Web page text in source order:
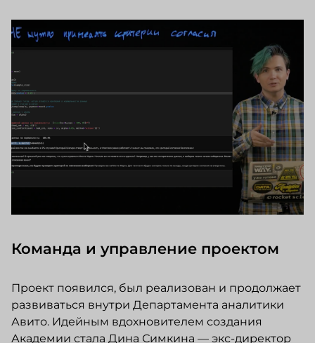
Команда и управление проектом
Проект появился, был реализован и продолжает
развиваться внутри Департамента аналитики
Авито. Идейным вдохновителем создания
Академии стала Дина Симкина — экс-директор